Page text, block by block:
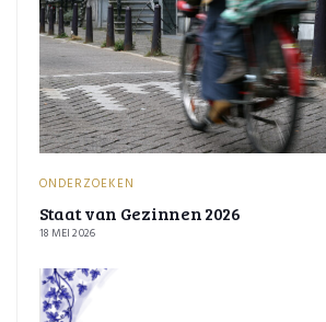
ONDERZOEKEN
Staat van Gezinnen 2026
18 MEI 2026